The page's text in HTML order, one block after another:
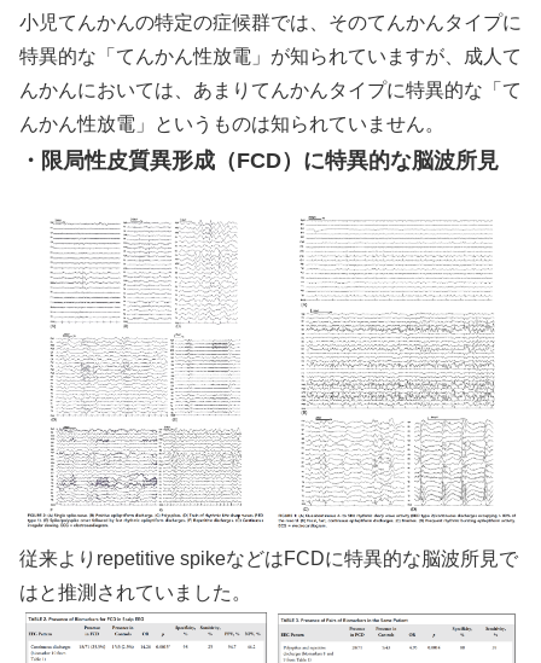
小児てんかんの特定の症候群では、そのてんかんタイプに
特異的な「てんかん性放電」が知られていますが、成人て
んかんにおいては、あまりてんかんタイプに特異的な「て
んかん性放電」というものは知られていません。
・限局性皮質異形成（FCD）に特異的な脳波所見
従来よりrepetitive spikeなどはFCDに特異的な脳波所見で
はと推測されていました。